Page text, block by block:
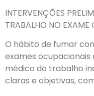
INTERVENÇÕES
TRABALHO NO EXAME
O hábito de fumar
exames
médico do trabalho
claras e objetivas,